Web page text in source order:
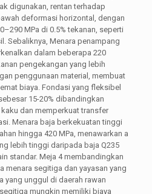
digunakan, rentan terhadap
deformasi horizontal, dengan
MPa di 0.5% tekanan, seperti
Sebaliknya, Menara penampang
dalam beberapa 220
pengekangan yang lebih
penggunaan material, membuat
biaya. Fondasi yang fleksibel
15-20% dibandingkan
dan memperkuat transfer
Menara baja berkekuatan tinggi
hingga 420 MPa, menawarkan a
lebih tinggi daripada baja Q235
standar. Meja 4 membandingkan
menara segitiga dan yayasan yang
yang unggul di daerah rawan
mungkin memiliki biaya